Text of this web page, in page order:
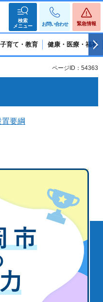
検索
メニュー
お問い合わせ 緊急情報
子育て・教育 健康・医療・福祉
ページID：54363
要綱